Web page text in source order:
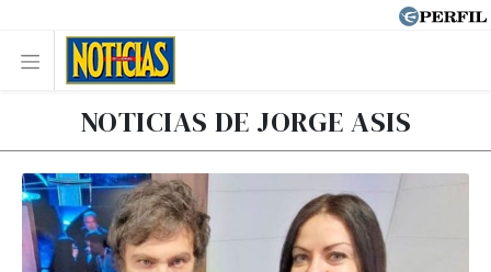
NOTICIAS DE JORGE ASIS